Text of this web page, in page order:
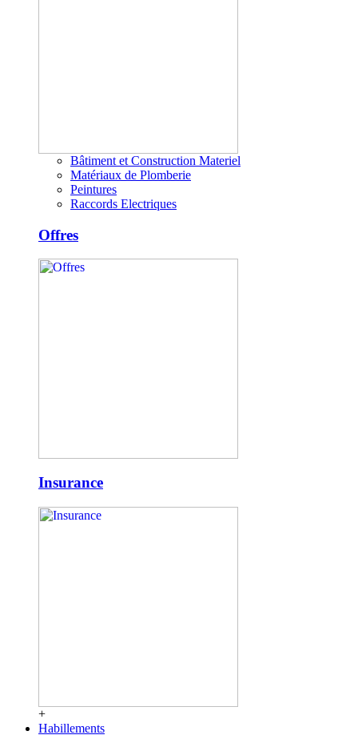
Bâtiment et Construction Materiel
Matériaux de Plomberie
Peintures
Raccords Electriques
Offres
Insurance
+
Habillements